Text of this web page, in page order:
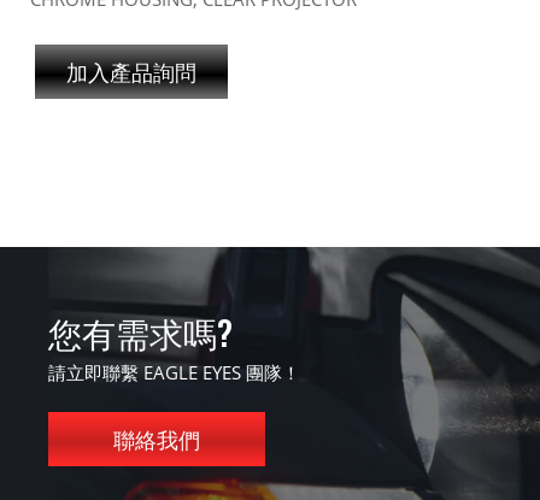
加入產品詢問
您有需求嗎?
請立即聯繫 EAGLE EYES 團隊！
聯絡我們